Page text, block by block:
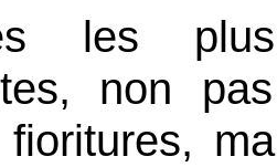
les
non
fioritures,